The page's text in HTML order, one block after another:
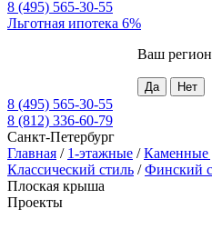
8 (495) 565-30-55
Льготная ипотека 6%
Ваш регион
8 (495) 565-30-55
8 (812) 336-60-79
Санкт-Петербург
Главная / 1-этажные /Каменные
Классический стиль /Финский
Плоская крыша
Проекты